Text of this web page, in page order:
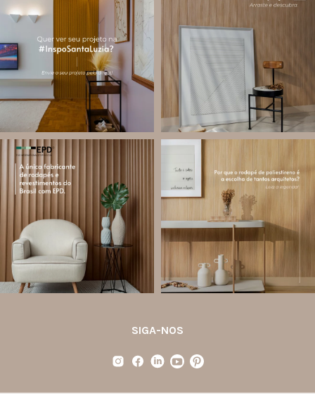
A #InspoSantaLuzia é um espaço
criado para divulgar projetos que
utilizam produtos Santa Luzia e
valorizar o trabalho de arquitetos,
designers de...
Jul 28
13 0
O lambri é um revestimento versátil
painéis decorativos e diversas
composições para valorizar o
ambiente!
Jul 27
87 8
Você sabe o que é EPD?
A Declaração Ambiental de Produto
(Environmental Product Declaration) é
um documento internacional que
Jul 21
35 1
Os rodapés de poliestireno
conquistaram espaço na arquitetura
porque unem estética, praticidade e
desempenho em um único produto.
Diferente
SIGA-NOS